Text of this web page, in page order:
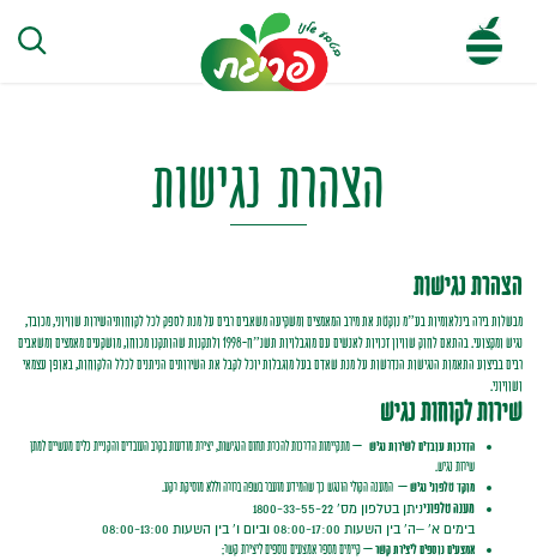
הצהרת נגישות
הצהרת נגישות
מבשלות בירה בינלאומיות בע”מ נוקטת את מירב המאמצים ומשקיעה משאבים רבים על מנת לספק לכללקוחותיהשירות שוויוני, מכובד,
נגיש ומקצועי. בהתאם לחוק שוויון זכויות לאנשים עם מוגבלויות תשנ”ח-1998 ולתקנות שהותקנו מכוחו, מושקעים מאמצים ומשאבים
רבים בביצוע התאמות הנגישות הנדרשות על מנת שאדם בעל מוגבלות יוכל לקבל את השירותים הניתנים לכלל הלקוחות, באופן עצמאי
ושוויוני.
שירות לקוחות נגיש
הדרכות עובדים לשירות נגיש – מתקיימות הדרכות להכרת תחום הנגישות, יצירת מודעות בקרב העובדים והקניית כלים מעשיים למתן
שירות נגיש.
מוקד טלפוני נגיש– המענה הקולי הונגש כך שהמידע מועבר בשפה ברורה וללא מוסיקת רקע.
מענה טלפוניניתן בטלפון מס’ 1800-33-55-22
בימים א’ –ה’ בין השעות 08:00-17:00 וביום ו’ בין השעות 08:00-13:00
אמצעים נוספים ליצירת קשר– קיימים מספר אמצעים נוספים ליצירת קשר: